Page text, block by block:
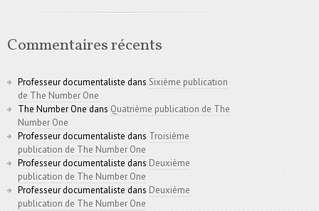
Commentaires récents
Professeur documentaliste dans Sixième publication
de The Number One
The Number One dans Quatrième publication de The
Number One
Professeur documentaliste dans Troisième
publication de The Number One
Professeur documentaliste dans Deuxième
publication de The Number One
Professeur documentaliste dans Deuxième
publication de The Number One